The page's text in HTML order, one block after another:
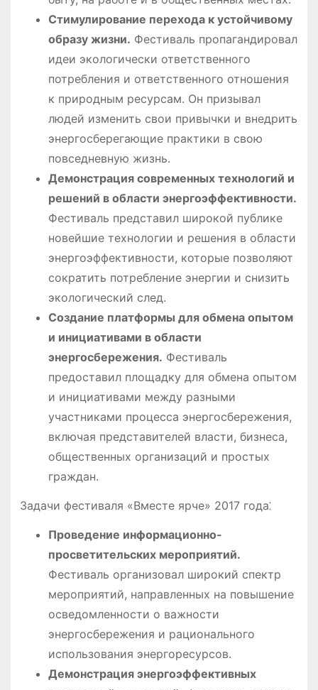
Стимулирование перехода к устойчивому
образу жизни. Фестиваль пропагандировал
идеи экологически ответственного
потребления и ответственного отношения
к природным ресурсам. Он призывал
людей изменить свои привычки и внедрить
энергосберегающие практики в свою
повседневную жизнь.
Демонстрация современных технологий и
решений в области энергоэффективности.
Фестиваль представил широкой публике
новейшие технологии и решения в области
энергоэффективности, которые позволяют
сократить потребление энергии и снизить
экологический след.
Создание платформы для обмена опытом
и инициативами в области
энергосбережения. Фестиваль
предоставил площадку для обмена опытом
и инициативами между разными
участниками процесса энергосбережения,
включая представителей власти, бизнеса,
общественных организаций и простых
граждан.
Задачи фестиваля «Вместе ярче» 2017 года⁚
Проведение информационно-
просветительских мероприятий.
Фестиваль организовал широкий спектр
мероприятий, направленных на повышение
осведомленности о важности
энергосбережения и рационального
использования энергоресурсов.
Демонстрация энергоэффективных